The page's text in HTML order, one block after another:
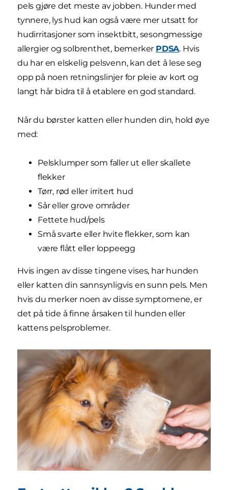
pels gjøre det meste av jobben. Hunder med
tynnere, lys hud kan også være mer utsatt for
hudirritasjoner som insektbitt, sesongmessige
allergier og solbrenthet, bemerker PDSA. Hvis
du har en elskelig pelsvenn, kan det å lese seg
opp på noen retningslinjer for pleie av kort og
langt hår bidra til å etablere en god standard.
Når du børster katten eller hunden din, hold øye
med:
Pelsklumper som faller ut eller skallete
flekker
Tørr, rød eller irritert hud
Sår eller grove områder
Fettete hud/pels
Små svarte eller hvite flekker, som kan
være flått eller loppeegg
Hvis ingen av disse tingene vises, har hunden
eller katten din sannsynligvis en sunn pels. Men
hvis du merker noen av disse symptomene, er
det på tide å finne årsaken til hunden eller
kattens pelsproblemer.